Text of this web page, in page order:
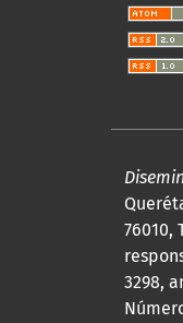
76010,
3298,